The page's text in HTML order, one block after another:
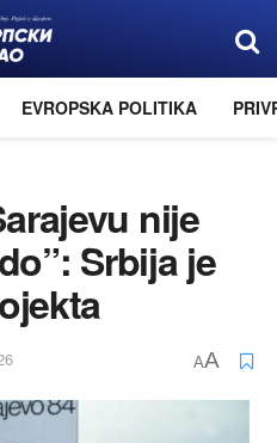
EVROPSKA POLITIKA
nije
Srbija je
AA